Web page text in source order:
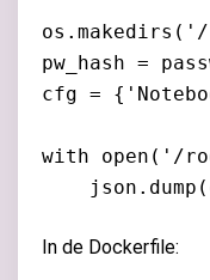
pw_hash =
cfg =
with open('/
In de Dockerfile: